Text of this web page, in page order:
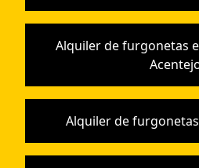
Alquiler de furgonetas
Alquiler de